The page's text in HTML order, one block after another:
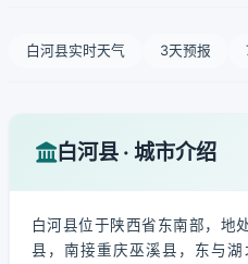
白河县实时天气 3天预报
白河县 · 城市介绍
白河县位于陕西省东南部，地
县，南接重庆巫溪县，东与